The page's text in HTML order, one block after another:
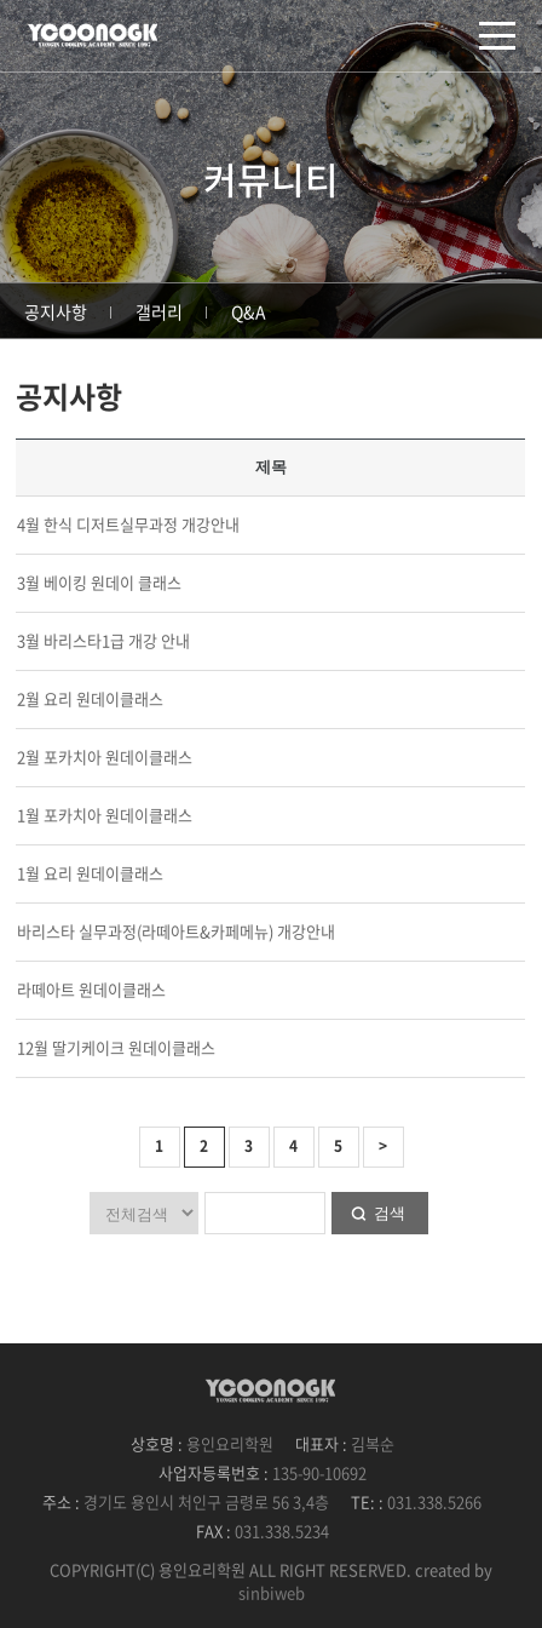
주메뉴 바로가기
컨텐츠 바로가기
커뮤니티
공지사항 갤러리 Q&A
공지사항
제목
4월 한식 디저트실무과정 개강안내
3월 베이킹 원데이 클래스
3월 바리스타1급 개강 안내
2월 요리 원데이클래스
2월 포카치아 원데이클래스
1월 포카치아 원데이클래스
1월 요리 원데이클래스
바리스타 실무과정(라떼아트&카페메뉴) 개강안내
라떼아트 원데이클래스
12월 딸기케이크 원데이클래스
1 2 3 4 5 >
검색
상호명 : 용인요리학원 대표자 : 김복순
사업자등록번호 : 135-90-10692
주소 : 경기도 용인시 처인구 금령로 56 3,4층 TE: : 031.338.5266
FAX : 031.338.5234
COPYRIGHT(C) 용인요리학원 ALL RIGHT RESERVED. created by
sinbiweb